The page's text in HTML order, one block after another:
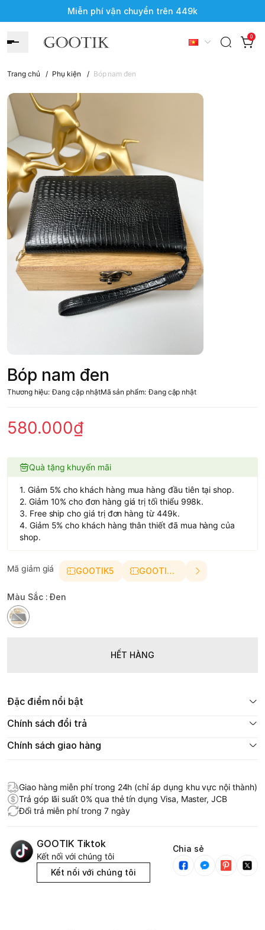
Miễn phí vận chuyển trên 449k
0
Trang chủ / Phụ kiện / Bóp nam đen
Bóp nam đen
Thương hiệu: Đang cập nhậtMã sản phẩm: Đang cập nhật
580.000₫
Quà tặng khuyến mãi
1. Giảm 5% cho khách hàng mua hàng đầu tiên tại shop.
2. Giảm 10% cho đơn hàng giá trị tối thiểu 998k.
3. Free ship cho giá trị đơn hàng từ 449k.
4. Giảm 5% cho khách hàng thân thiết đã mua hàng của
shop.
Mã giảm giá GOOTIK5 GOOTIK10
Màu Sắc :Đen
HẾT HÀNG
Đặc điểm nổi bật
Chính sách đổi trả
Chính sách giao hàng
Giao hàng miễn phí trong 24h (chỉ áp dụng khu vực nội thành)
Trả góp lãi suất 0% qua thẻ tín dụng Visa, Master, JCB
Đổi trả miễn phí trong 7 ngày
GOOTIK Tiktok
Kết nối với chúng tôi
Kết nối với chúng tôi
Chia sẻ